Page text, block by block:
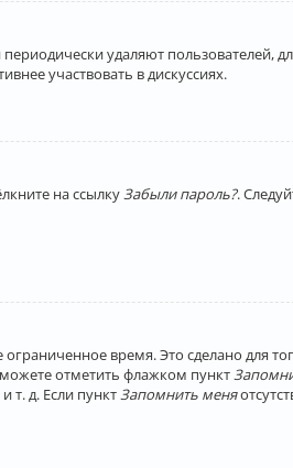
удаляют пользователей,
участвовать в дискуссиях.
на ссылкуЗабыли пароль?.
время. Это сделано для
отметить флажком пункт
т. д. Если пункт Запомнить меня